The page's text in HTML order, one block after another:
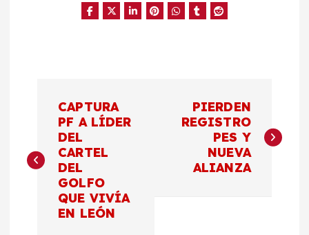
v
CAPTURA
PF A LÍDER
DEL
CARTEL
DEL
GOLFO
QUE VIVÍA
EN LEÓN
PIERDEN
REGISTRO
PES Y
NUEVA
ALIANZA